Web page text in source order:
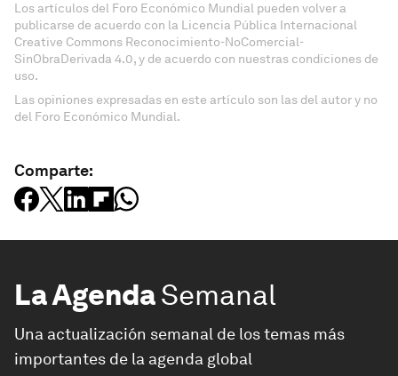
Los artículos del Foro Económico Mundial pueden volver a
publicarse de acuerdo con la Licencia Pública Internacional
Creative Commons Reconocimiento-NoComercial-
SinObraDerivada 4.0, y de acuerdo con nuestras condiciones de
uso.
Las opiniones expresadas en este artículo son las del autor y no
del Foro Económico Mundial.
Comparte:
La AgendaSemanal
Una actualización semanal de los temas más
importantes de la agenda global